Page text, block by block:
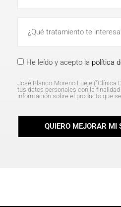
He leído y acepto la política
José Blanco-Moreno Lueje (“Clínica
tus datos personales con la
información sobre el producto que
QUIERO MEJORAR MI